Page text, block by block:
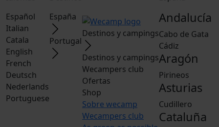
Español
Italian
Catala
English
French
Deutsch
Nederlands
Portuguese
España
Portugal
Destinos y campings
Destinos y campings
Wecampers club
Ofertas
Shop
Sobre wecamp
Wecampers club
Andalucía
Cabo de Gata
Cádiz
Aragón
Pirineos
Asturias
Cudillero
Cataluña